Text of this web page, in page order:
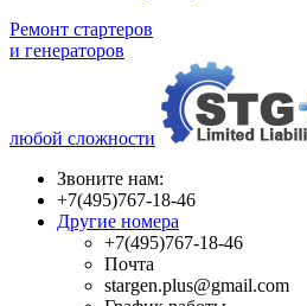
Ремонт стартеров
и генераторов
любой сложности
Звоните нам:
+7(495)767-18-46
Другие номера
+7(495)767-18-46
Почта
stargen.plus@gmail.com